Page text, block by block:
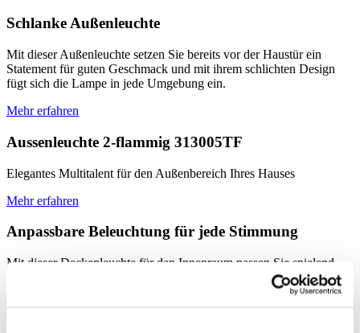
Schlanke Außenleuchte
Mit dieser Außenleuchte setzen Sie bereits vor der Haustür ein
Statement für guten Geschmack und mit ihrem schlichten Design
fügt sich die Lampe in jede Umgebung ein.
Mehr erfahren
Aussenleuchte 2-flammig 313005TF
Elegantes Multitalent für den Außenbereich Ihres Hauses
Mehr erfahren
Anpassbare Beleuchtung für jede Stimmung
Mit dieser Deckenleuchte für den Innenraum passen Sie spielend
leicht das Licht Ihrer Stimmung an – oder umgekehrt. Ganz bequem